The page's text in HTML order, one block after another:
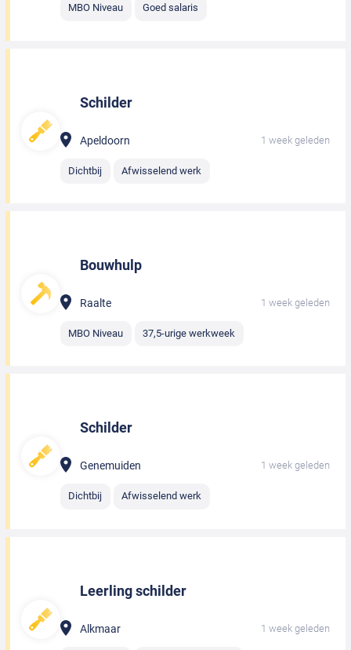
MBO Niveau Goed salaris
Schilder
Apeldoorn 1 week geleden
Dichtbij Afwisselend werk
Bouwhulp
Raalte 1 week geleden
MBO Niveau 37,5-urige werkweek
Schilder
Genemuiden 1 week geleden
Dichtbij Afwisselend werk
Leerling schilder
Alkmaar 1 week geleden